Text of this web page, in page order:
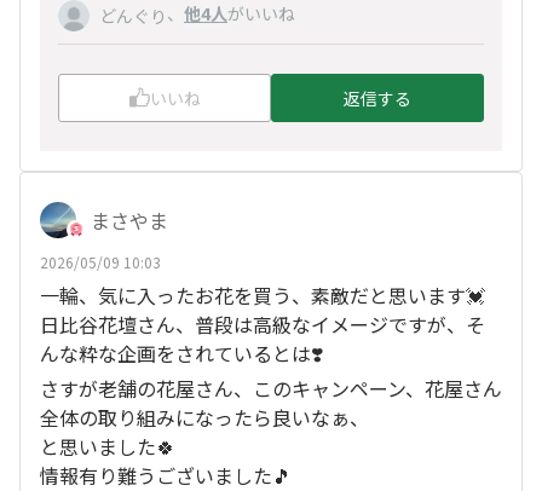
どんぐり 、 他4人がいいね
いいね 返信する
まさやま
2026/05/09 10:03
一輪、気に入ったお花を買う、素敵だと思います💓
日比谷花壇さん、普段は高級なイメージですが、そ
んな粋な企画をされているとは❣️
さすが老舗の花屋さん、このキャンペーン、花屋さん
全体の取り組みになったら良いなぁ、
と思いました🍀
情報有り難うございました🎵